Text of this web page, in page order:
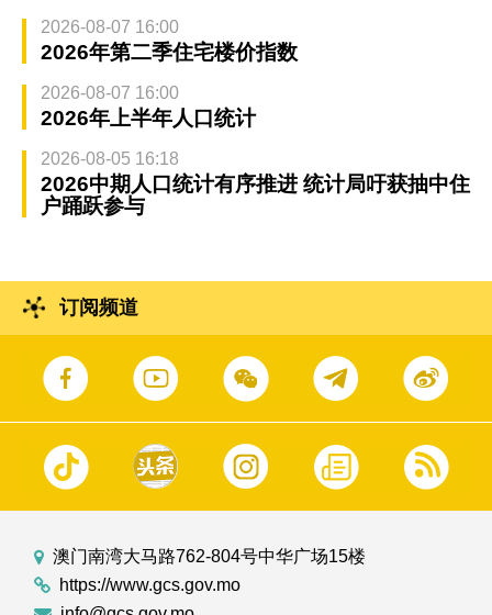
2026-08-07 16:00
2026年第二季住宅楼价指数
2026-08-07 16:00
2026年上半年人口统计
2026-08-05 16:18
2026中期人口统计有序推进 统计局吁获抽中住
户踊跃参与
订阅频道
澳门南湾大马路762-804号中华广场15楼
https://www.gcs.gov.mo